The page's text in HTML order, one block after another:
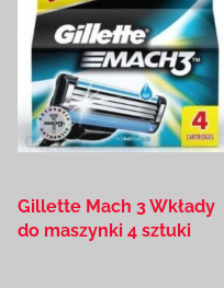
Gillette Mach 3 Wkłady
do maszynki 4 sztuki